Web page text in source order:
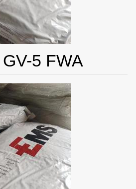
5 FWA